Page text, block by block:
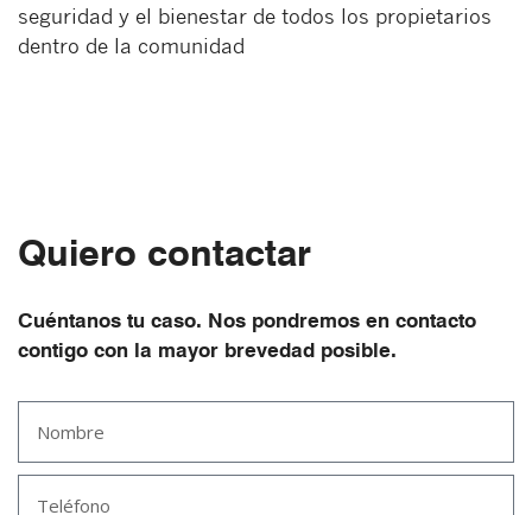
seguridad y el bienestar de todos los propietarios
dentro de la comunidad
Quiero contactar
Cuéntanos tu caso. Nos pondremos en contacto
contigo con la mayor brevedad posible.